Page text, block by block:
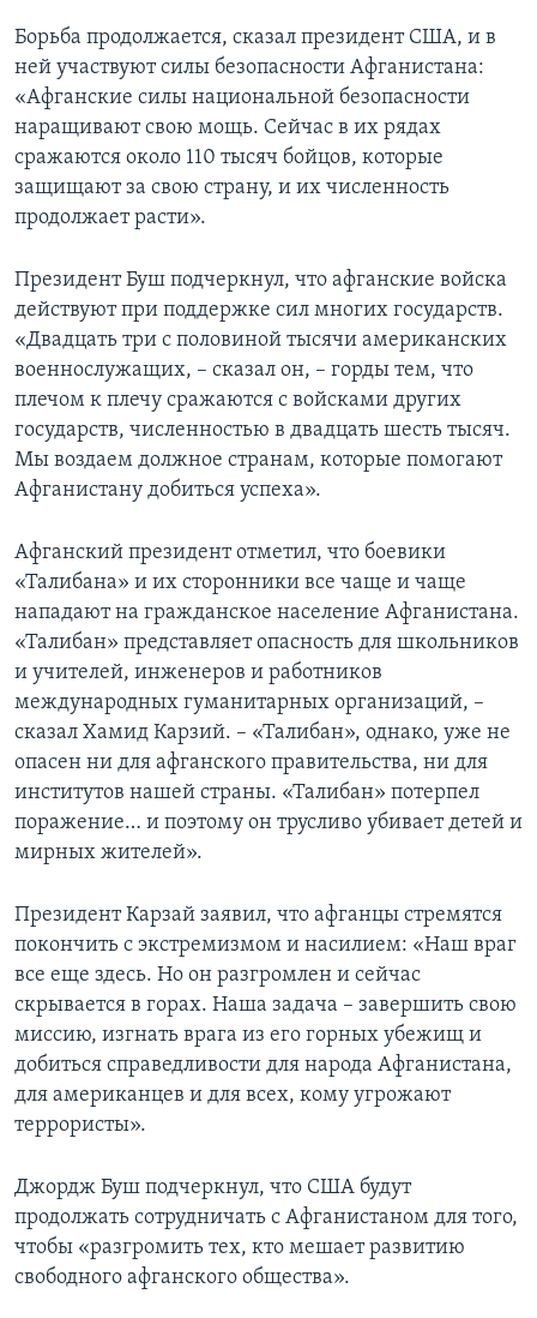
Борьба продолжается, сказал президент США, и в
ней участвуют силы безопасности Афганистана:
«Афганские силы национальной безопасности
наращивают свою мощь. Сейчас в их рядах
сражаются около 110 тысяч бойцов, которые
защищают за свою страну, и их численность
продолжает расти».
Президент Буш подчеркнул, что афганские войска
действуют при поддержке сил многих государств.
«Двадцать три с половиной тысячи американских
военнослужащих, – сказал он, – горды тем, что
плечом к плечу сражаются с войсками других
государств, численностью в двадцать шесть тысяч.
Мы воздаем должное странам, которые помогают
Афганистану добиться успеха».
Афганский президент отметил, что боевики
«Талибана» и их сторонники все чаще и чаще
нападают на гражданское население Афганистана.
«Талибан» представляет опасность для школьников
и учителей, инженеров и работников
международных гуманитарных организаций, –
сказал Хамид Карзий. – «Талибан», однако, уже не
опасен ни для афганского правительства, ни для
институтов нашей страны. «Талибан» потерпел
поражение… и поэтому он трусливо убивает детей и
мирных жителей».
Президент Карзай заявил, что афганцы стремятся
покончить с экстремизмом и насилием: «Наш враг
все еще здесь. Но он разгромлен и сейчас
скрывается в горах. Наша задача – завершить свою
миссию, изгнать врага из его горных убежищ и
добиться справедливости для народа Афганистана,
для американцев и для всех, кому угрожают
террористы».
Джордж Буш подчеркнул, что США будут
продолжать сотрудничать с Афганистаном для того,
чтобы «разгромить тех, кто мешает развитию
свободного афганского общества».